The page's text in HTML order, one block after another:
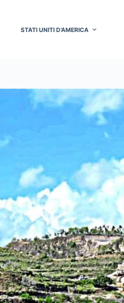
STATI UNITI D’AMERICA